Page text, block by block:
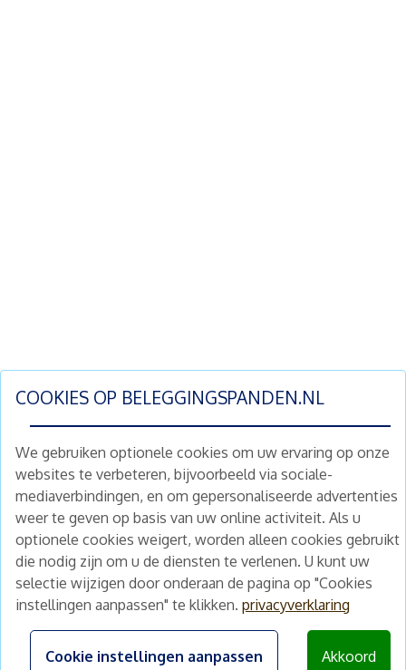
COOKIES OP BELEGGINGSPANDEN.NL
We gebruiken optionele cookies om uw ervaring op onze
websites te verbeteren, bijvoorbeeld via sociale-
mediaverbindingen, en om gepersonaliseerde advertenties
weer te geven op basis van uw online activiteit. Als u
optionele cookies weigert, worden alleen cookies gebruikt
die nodig zijn om u de diensten te verlenen. U kunt uw
selectie wijzigen door onderaan de pagina op "Cookies
instellingen aanpassen" te klikken. privacyverklaring
Cookie instellingen aanpassen Akkoord
Schrijf je nu in en ontvang wekelijks ons
nieuwe aanbod vastgoedbeleggingen.
Nieuwsbrief Abonneren
Home
Te koop
Nieuws
Schimmelstraat 5H
1053 TA Amsterdam
+31 (0) 30 225 31 12